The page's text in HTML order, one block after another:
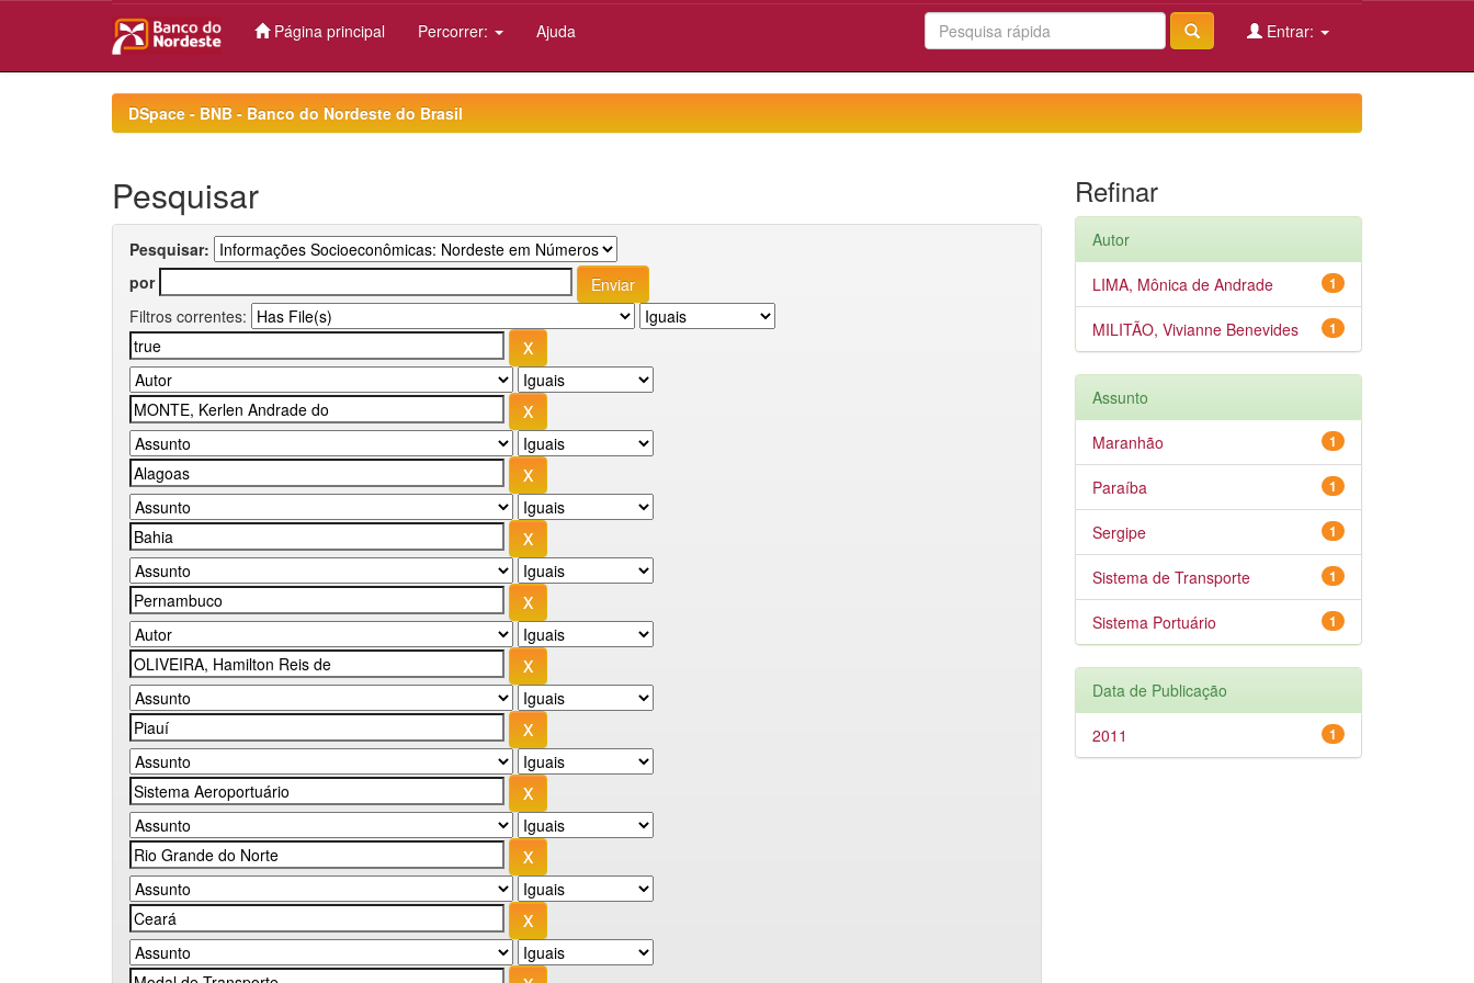
Página principal Percorrer: Ajuda Entrar:
DSpace - BNB - Banco do Nordeste do Brasil
Pesquisar
Pesquisar:
por
Filtros correntes:
Refinar
Autor
1
LIMA, Mônica de Andrade
1
MILITÃO, Vivianne Benevides
Assunto
1
Maranhão
1
Paraíba
1
Sergipe
1
Sistema de Transporte
1
Sistema Portuário
Data de Publicação
1
2011